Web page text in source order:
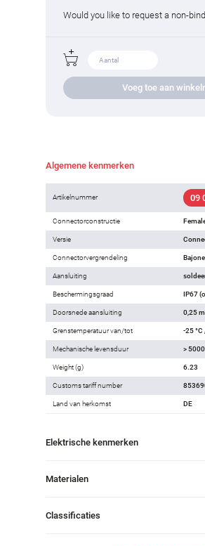
Would you like to request a non-
Voeg toe aan
Algemene kenmerken
Artikelnummer 09
Connectorconstructie
Versie
Connectorvergrendeling
Aansluiting
Beschermingsgraad IP67
Doorsnede aansluiting 0,25
Grenstemperatuur van/tot -25 °C
Mechanische levensduur >
Weight (g) 6.23
Customs tariff number
Land van herkomst DE
Elektrische kenmerken
Materialen
Classificaties